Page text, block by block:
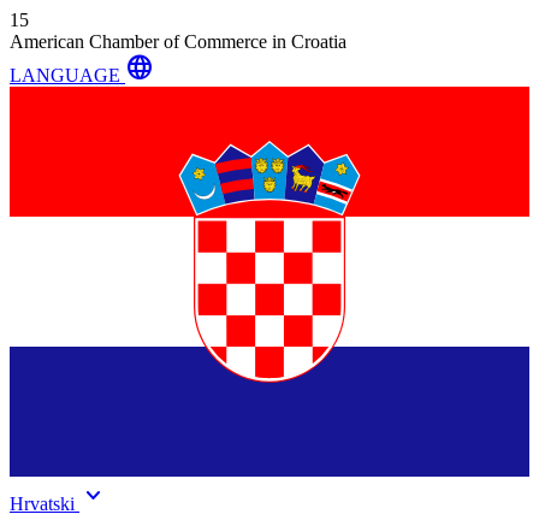
15
American Chamber of Commerce in Croatia
LANGUAGE language
Hrvatski keyboard_arrow_down